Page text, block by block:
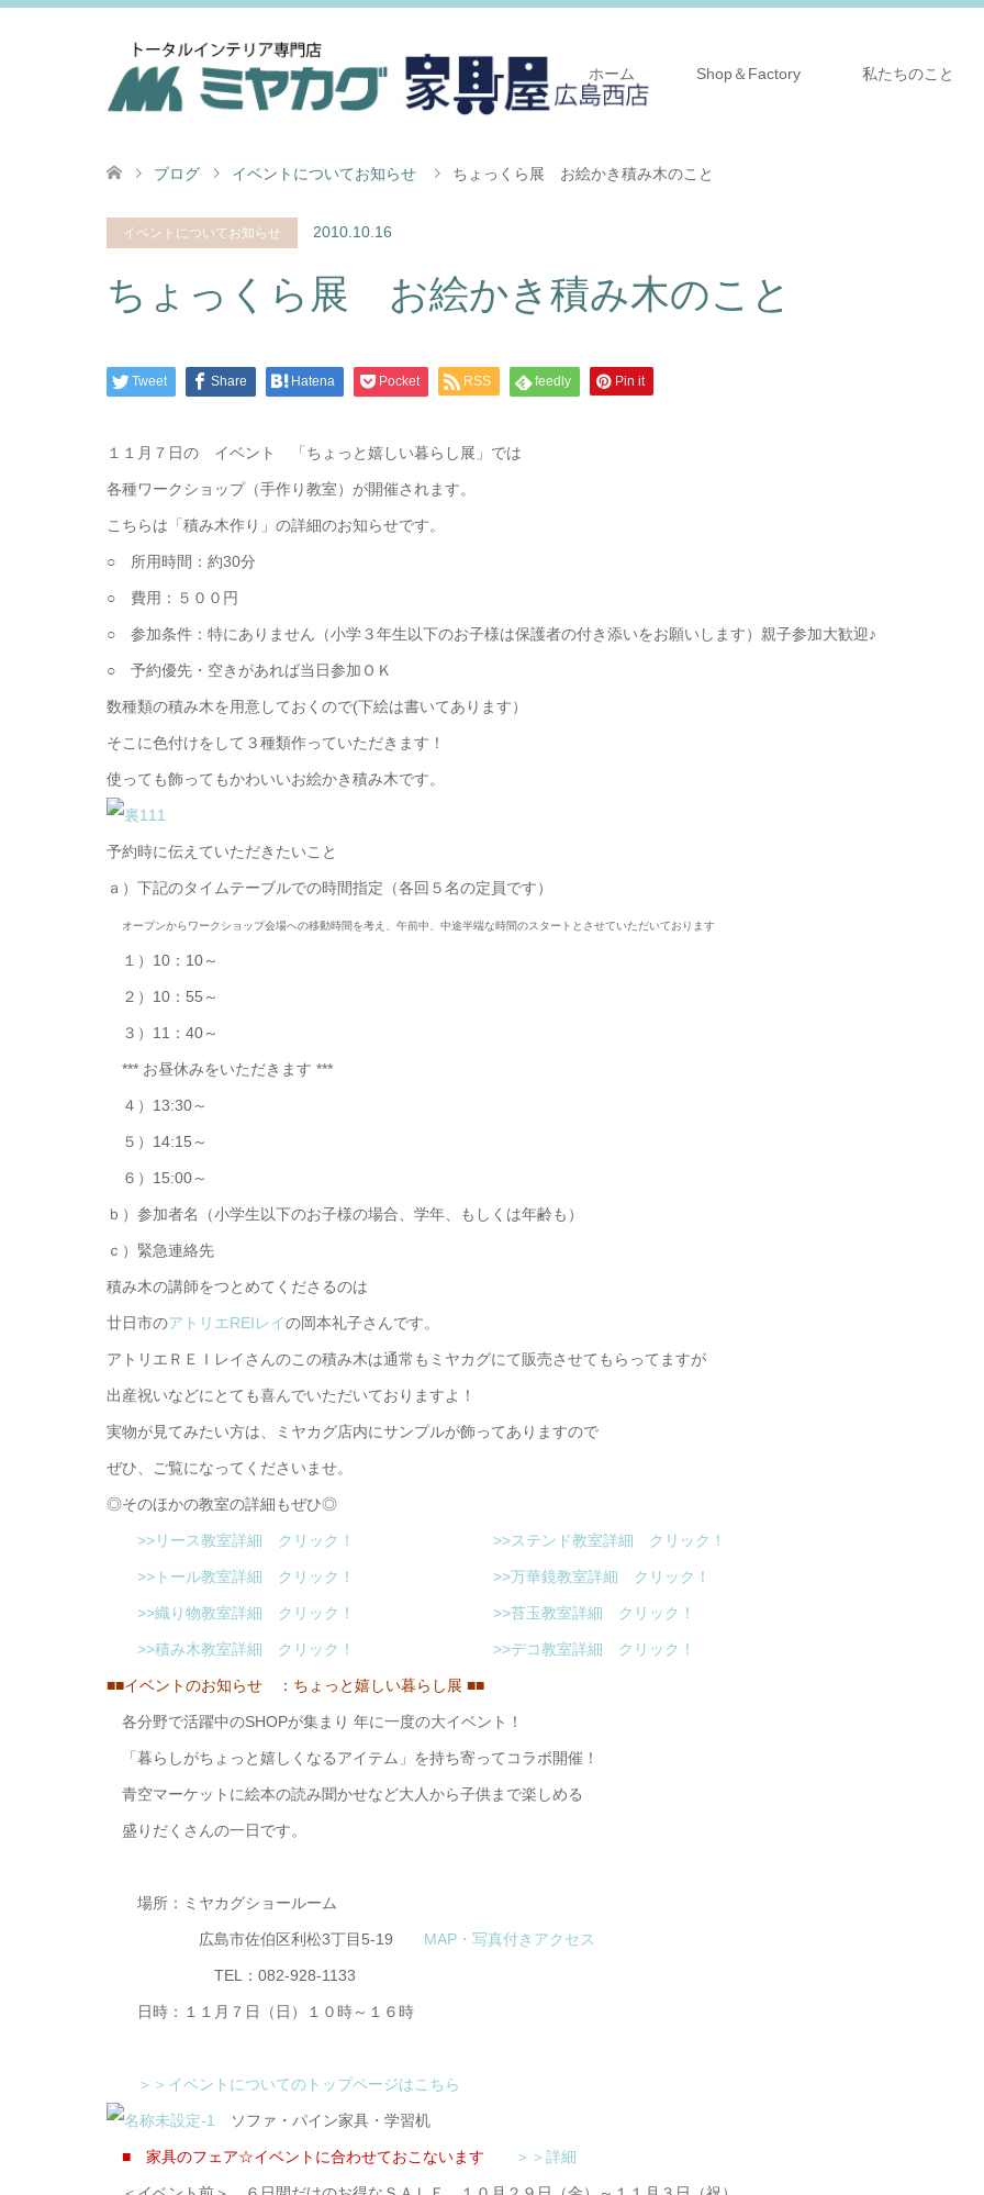
ホーム Shop＆Factory 私たちのこと
ブログ イベントについてお知らせ ちょっくら展 お絵かき積み木のこと
イベントについてお知らせ 2010.10.16
ちょっくら展 お絵かき積み木のこと
Tweet Share Hatena Pocket RSS feedly Pin it
１１月７日の イベント 「ちょっと嬉しい暮らし展」では
各種ワークショップ（手作り教室）が開催されます。
こちらは「積み木作り」の詳細のお知らせです。
○ 所用時間：約30分
○ 費用：５００円
○ 参加条件：特にありません（小学３年生以下のお子様は保護者の付き添いをお願いします）親子参加大歓迎♪
○ 予約優先・空きがあれば当日参加ＯＫ
数種類の積み木を用意しておくので(下絵は書いてあります）
そこに色付けをして３種類作っていただきます！
使っても飾ってもかわいいお絵かき積み木です。
予約時に伝えていただきたいこと
ａ）下記のタイムテーブルでの時間指定（各回５名の定員です）
オープンからワークショップ会場への移動時間を考え、午前中、中途半端な時間のスタートとさせていただいております
１）10：10～
２）10：55～
３）11：40～
*** お昼休みをいただきます ***
４）13:30～
５）14:15～
６）15:00～
ｂ）参加者名（小学生以下のお子様の場合、学年、もしくは年齢も）
ｃ）緊急連絡先
積み木の講師をつとめてくださるのは
廿日市のアトリエREIレイの岡本礼子さんです。
アトリエＲＥＩレイさんのこの積み木は通常もミヤカグにて販売させてもらってますが
出産祝いなどにとても喜んでいただいておりますよ！
実物が見てみたい方は、ミヤカグ店内にサンプルが飾ってありますので
ぜひ、ご覧になってくださいませ。
◎そのほかの教室の詳細もぜひ◎
>>リース教室詳細 クリック！ >>ステンド教室詳細 クリック！
>>トール教室詳細 クリック！ >>万華鏡教室詳細 クリック！
>>織り物教室詳細 クリック！ >>苔玉教室詳細 クリック！
>>積み木教室詳細 クリック！ >>デコ教室詳細 クリック！
■■イベントのお知らせ ：ちょっと嬉しい暮らし展 ■■
各分野で活躍中のSHOPが集まり 年に一度の大イベント！
「暮らしがちょっと嬉しくなるアイテム」を持ち寄ってコラボ開催！
青空マーケットに絵本の読み聞かせなど大人から子供まで楽しめる
盛りだくさんの一日です。
場所：ミヤカグショールーム
広島市佐伯区利松3丁目5-19 MAP・写真付きアクセス
TEL：082-928-1133
日時：１１月７日（日）１０時～１６時
＞＞イベントについてのトップページはこちら
ソファ・パイン家具・学習机
■ 家具のフェア☆イベントに合わせておこないます ＞＞詳細